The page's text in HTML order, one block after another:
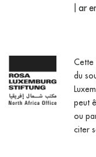
| ar
Cette
du
peut
ou
citer